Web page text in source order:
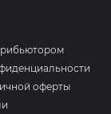
оферты